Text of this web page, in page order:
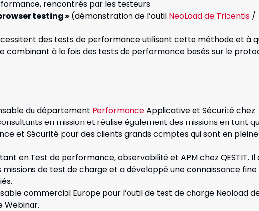
rencontrés par les testeurs
testing » (démonstration de l’outil NeoLoad de Tricentis /
des tests de performance utilisant cette méthodeet à
combinant à la fois des tests de performance basés sur le
du département PerformanceApplicative et Sécurité chez
en mission et réalise également des missions en tant
et Sécurité pour des clients grands comptes qui sont en pleine
en Test de performance, observabilité et APM chez QESTIT. Il
de test de charge et a développé une connaissance fine
commercial Europe pour l’outil de test de charge Neoload
Webinar.